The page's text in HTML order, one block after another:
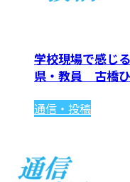
学校現場で感じ
県・教員 古橋ひ
通信・投稿